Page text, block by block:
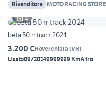
Rivenditore MOTO RACING STORE
4
beta 50 rr track 2024
3.200 €Roverchiara (VR)
Usato09/20249999999 KmAltro